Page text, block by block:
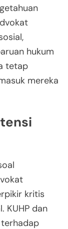
hukum
tetap
mereka
kritis
KUHP dan
terhadap